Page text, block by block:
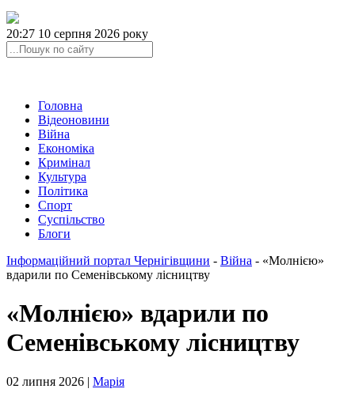
20:27 10 серпня 2026 року
Головна
Відеоновини
Війна
Економіка
Кримінал
Культура
Політика
Спорт
Суспільство
Блоги
Інформаційний портал Чернігівщини - Війна - «Молнією»
вдарили по Семенівському лісництву
«Молнією» вдарили по
Семенівському лісництву
02 липня 2026 | Марія